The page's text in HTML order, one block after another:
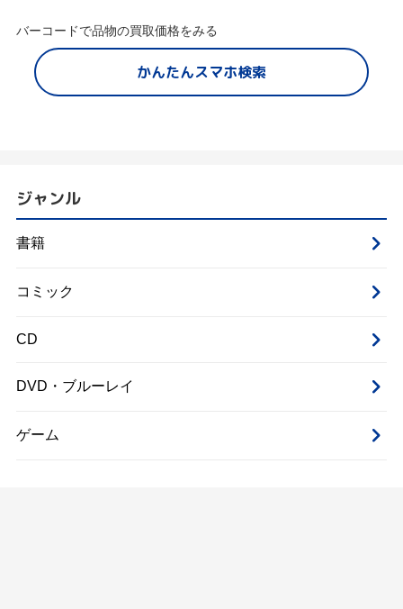
バーコードで品物の買取価格をみる
かんたんスマホ検索
ジャンル
書籍
コミック
CD
DVD・ブルーレイ
ゲーム